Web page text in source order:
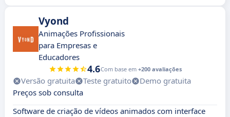
Vyond
Animações Profissionais
para Empresas e
Educadores
4.6Com base em +200 avaliações
Versão gratuita Teste gratuito
Demo gratuita
Preços sob consulta
Software de criação de vídeos animados com interface